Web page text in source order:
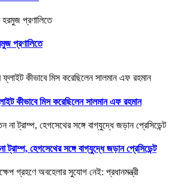
প্রণালিতে
কীভাবে মিস করেছিলেন সালমান এফ রহমান
ট্রাম্প, হেগসেথের সঙ্গে বাগ্‌যুদ্ধে জড়ান প্রেসিডেন্ট